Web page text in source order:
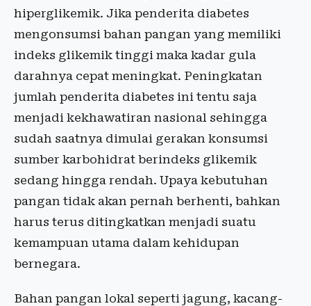
hiperglikemik. Jika penderita diabetes
mengonsumsi bahan pangan yang memiliki
indeks glikemik tinggi maka kadar gula
darahnya cepat meningkat. Peningkatan
jumlah penderita diabetes ini tentu saja
menjadi kekhawatiran nasional sehingga
sudah saatnya dimulai gerakan konsumsi
sumber karbohidrat berindeks glikemik
sedang hingga rendah. Upaya kebutuhan
pangan tidak akan pernah berhenti, bahkan
harus terus ditingkatkan menjadi suatu
kemampuan utama dalam kehidupan
bernegara.
Bahan pangan lokal seperti jagung, kacang-